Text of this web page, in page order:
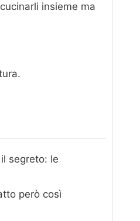
insieme ma
segreto: le
però così